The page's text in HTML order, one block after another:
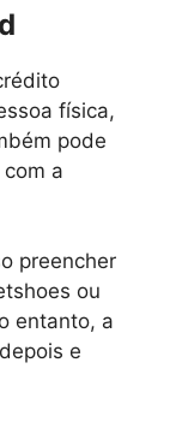
física,
pode
a
preencher
ou
entanto, a
e